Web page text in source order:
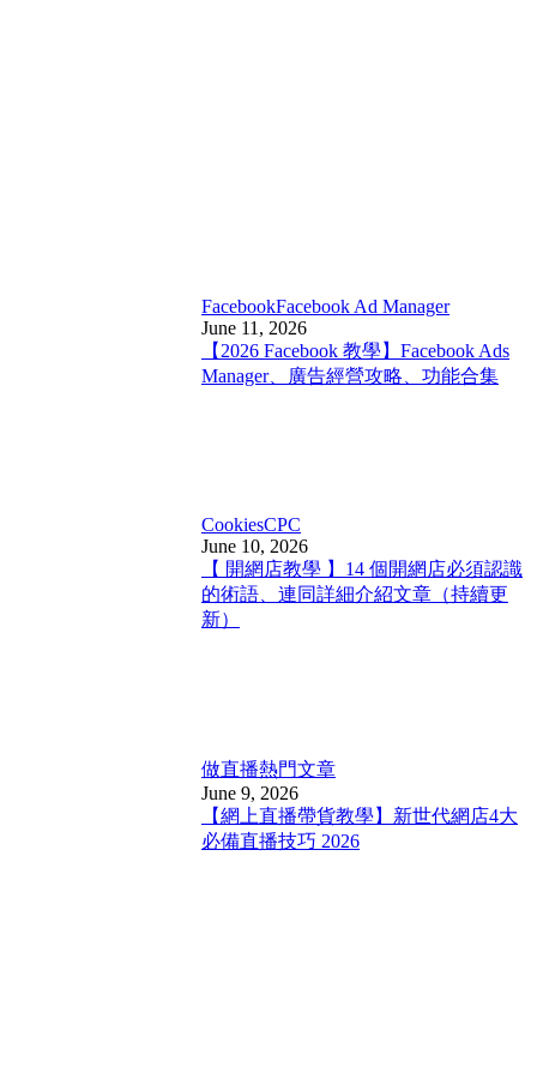
FacebookFacebook Ad Manager
June 11, 2026
【2026 Facebook 教學】Facebook Ads
Manager、廣告經營攻略、功能合集
CookiesCPC
June 10, 2026
【 開網店教學 】14 個開網店必須認識
的術語、連同詳細介紹文章（持續更
新）
做直播熱門文章
June 9, 2026
【網上直播帶貨教學】新世代網店4大
必備直播技巧 2026